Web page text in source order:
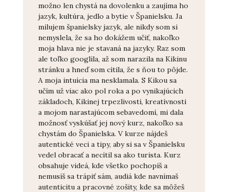
možno len chystá na dovolenku a zaujíma ho
jazyk, kultúra, jedlo a bytie v Španielsku. Ja
milujem španielsky jazyk, ale nikdy som si
nemyslela, že sa ho dokážem učiť, nakoľko
moja hlava nie je stavaná na jazyky. Raz som
ale toľko googlila, až som narazila na Kikinu
stránku a hneď som cítila, že s ňou to pôjde.
A moja intuícia ma nesklamala. S Kikou sa
učím už viac ako pol roka a po vynikajúcich
základoch, Kikinej trpezlivosti, kreatívnosti
a mojom narastajúcom sebavedomí, mi dala
možnosť vyskúšať jej nový kurz, nakoľko sa
chystám do Španielska. V kurze nájdeš
autentické veci a tipy, aby si sa v Španielsku
vedel obracať a necítil sa ako turista. Kurz
obsahuje videá, kde všetko pochopíš a
nemusíš sa trápiť sám, audiá kde navnímaš
autenticitu a pracovné zošity, kde sa môžeš